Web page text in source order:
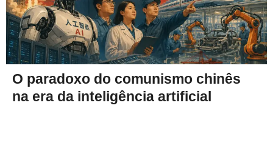
O paradoxo do comunismo chinês
na era da inteligência artificial